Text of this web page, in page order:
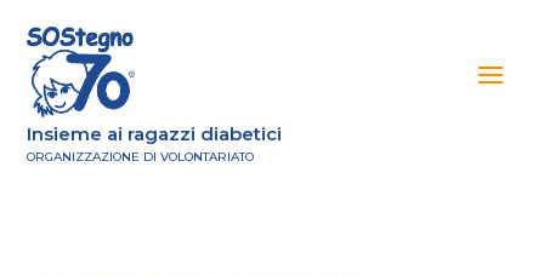
Insieme ai ragazzi diabetici
ORGANIZZAZIONE DI VOLONTARIATO